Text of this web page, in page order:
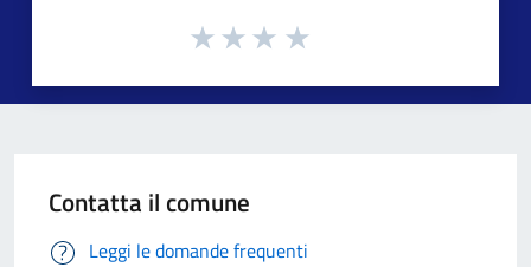
Contatta il comune
Leggi le domande frequenti